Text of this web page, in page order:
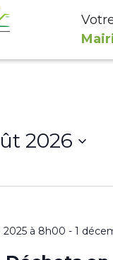
2026
2025 à 8h00 - 1